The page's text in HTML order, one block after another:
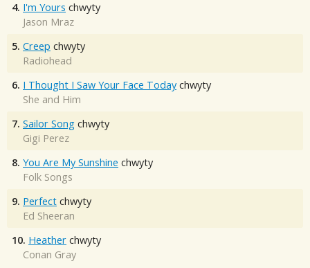
4. I'm Yours chwyty
Jason Mraz
5. Creep chwyty
Radiohead
6. I Thought I Saw Your Face Today chwyty
She and Him
7. Sailor Song chwyty
Gigi Perez
8. You Are My Sunshine chwyty
Folk Songs
9. Perfect chwyty
Ed Sheeran
10. Heather chwyty
Conan Gray